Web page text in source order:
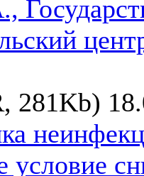
281Kb)
условие